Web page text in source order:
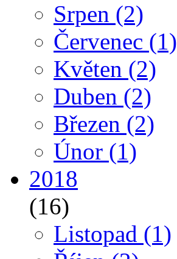
Srpen (2)
Červenec (1)
Květen (2)
Duben (2)
Březen (2)
Únor (1)
2018
(16)
Listopad (1)